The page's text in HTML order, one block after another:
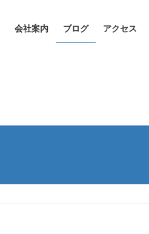
会社案内 ブログ アクセス